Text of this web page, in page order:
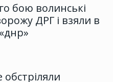
бою волинські
ДРГ і взяли в